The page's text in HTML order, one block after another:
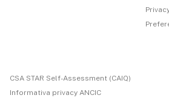
CSA STAR Self-Assessment (CAIQ)
Informativa privacy ANCIC